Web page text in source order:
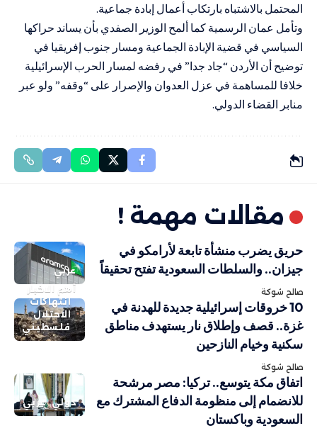
المحتمل بالاشتباه بارتكاب أعمال إبادة جماعية.
وتأمل عمان الرسمية كما ألمح الوزير الصفدي بأن يساند حراكها
السياسي في قضية الإبادة الجماعية ومسار جنوب إفريقيا في
توضيح أن الأردن “جاد جدا” في رفضه لمسار الحرب الإسرائيلية
خلافا للمساهمة في عزل العدوان والإصرار على “وقفه” ولو عبر
منابر القضاء الدولي.
مقالات مهمة !
عربي
حريق يضرب منشأة تابعة لأرامكو في
جيزان.. والسلطات السعودية تفتح تحقيقاً
صالح شوكة
أهم الاخبار
انتهاكات
الاحتلال
فلسطيني
10 خروقات إسرائيلية جديدة للهدنة في
غزة.. قصف وإطلاق نار يستهدف مناطق
سكنية وخيام النازحين
صالح شوكة
دولي عربي
اتفاق مكة يتوسع.. تركيا: مصر مرشحة
للانضمام إلى منظومة الدفاع المشترك مع
السعودية وباكستان